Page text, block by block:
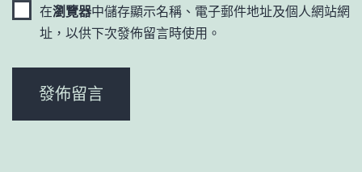
在瀏覽器中儲存顯示名稱、電子郵件地址及個人網站網
址，以供下次發佈留言時使用。